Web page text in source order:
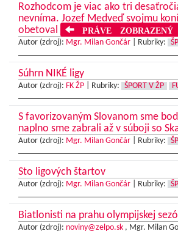
Rozhodcom je viac ako tri
nevníma. Jozef Medveď svojmu
obetoval
PRÁVE ZOBRAZENÝ
Autor (zdroj): Mgr. Milan Gončár Rubriky:
Súhrn NIKÉ ligy
Autor (zdroj): FK ŽP Rubriky: ŠPORT V ŽP
S favorizovaným Slovanom sme
naplno sme zabrali až v súboji so
Autor (zdroj): Mgr. Milan Gončár Rubriky:
Sto ligových štartov
Autor (zdroj): Mgr. Milan Gončár Rubriky:
Biatlonisti na prahu olympijskej
Autor (zdroj): noviny@zelpo.sk , Mgr. Milan